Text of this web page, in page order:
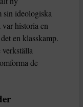
sin ideologiska
historia en
en klasskamp.
de